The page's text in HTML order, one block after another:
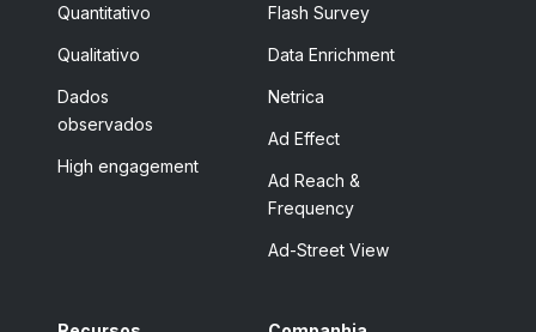
Quantitativo
Qualitativo
Dados
observados
High engagement
Flash Survey
Data Enrichment
Netrica
Ad Effect
Ad Reach &
Frequency
Ad-Street View